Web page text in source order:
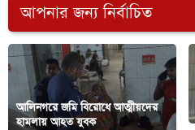
আপনার জন্য নির্বাচিত
আলিনগরে জমি বিরোধে আত্মীয়দের
হামলায় আহত যুবক